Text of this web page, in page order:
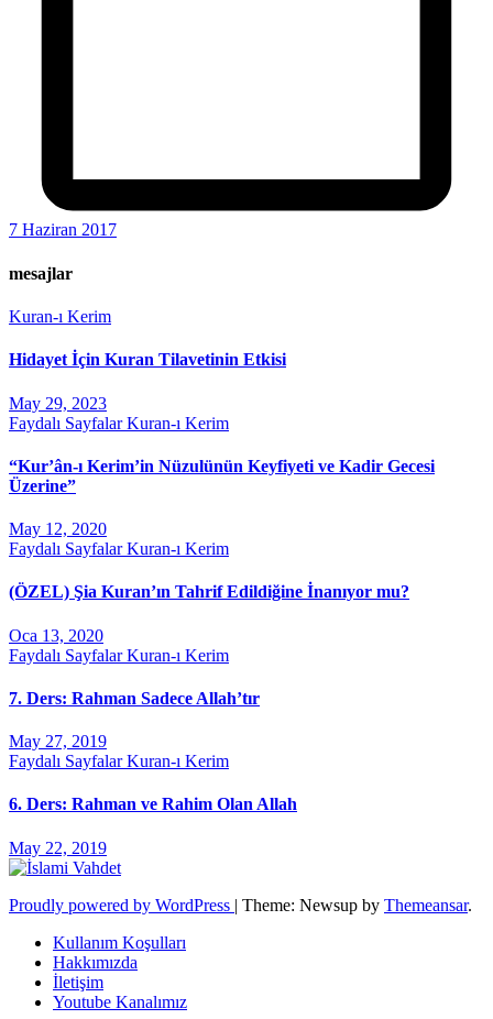
7 Haziran 2017
mesajlar
Kuran-ı Kerim
Hidayet İçin Kuran Tilavetinin Etkisi
May 29, 2023
Faydalı SayfalarKuran-ı Kerim
“Kur’ân-ı Kerim’in Nüzulünün Keyfiyeti ve Kadir Gecesi
Üzerine”
May 12, 2020
Faydalı SayfalarKuran-ı Kerim
(ÖZEL) Şia Kuran’ın Tahrif Edildiğine İnanıyor mu?
Oca 13, 2020
Faydalı SayfalarKuran-ı Kerim
7. Ders: Rahman Sadece Allah’tır
May 27, 2019
Faydalı SayfalarKuran-ı Kerim
6. Ders: Rahman ve Rahim Olan Allah
May 22, 2019
Proudly powered by WordPress | Theme: Newsup by Themeansar.
Kullanım Koşulları
Hakkımızda
İletişim
Youtube Kanalımız